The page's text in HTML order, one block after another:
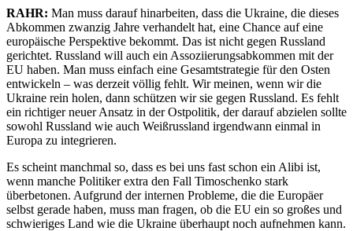
RAHR: Man muss darauf hinarbeiten, dass die Ukraine, die dieses
Abkommen zwanzig Jahre verhandelt hat, eine Chance auf eine
europäische Perspektive bekommt. Das ist nicht gegen Russland
gerichtet. Russland will auch ein Assoziierungsabkommen mit der
EU haben. Man muss einfach eine Gesamtstrategie für den Osten
entwickeln – was derzeit völlig fehlt. Wir meinen, wenn wir die
Ukraine rein holen, dann schützen wir sie gegen Russland. Es fehlt
ein richtiger neuer Ansatz in der Ostpolitik, der darauf abzielen sollte
sowohl Russland wie auch Weißrussland irgendwann einmal in
Europa zu integrieren.
Es scheint manchmal so, dass es bei uns fast schon ein Alibi ist,
wenn manche Politiker extra den Fall Timoschenko stark
überbetonen. Aufgrund der internen Probleme, die die Europäer
selbst gerade haben, muss man fragen, ob die EU ein so großes und
schwieriges Land wie die Ukraine überhaupt noch aufnehmen kann.